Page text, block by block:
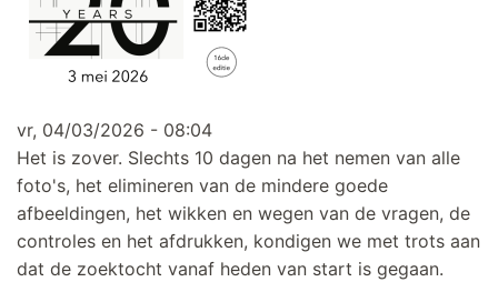
vr, 04/03/2026 - 08:04
Het is zover. Slechts 10 dagen na het nemen van alle
foto's, het elimineren van de mindere goede
afbeeldingen, het wikken en wegen van de vragen, de
controles en het afdrukken, kondigen we met trots aan
dat de zoektocht vanaf heden van start is gegaan.